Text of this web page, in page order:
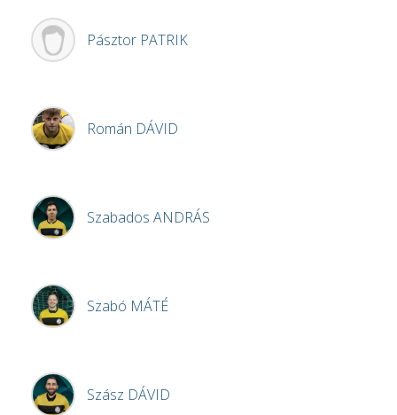
Pásztor PATRIK
Román DÁVID
Szabados ANDRÁS
Szabó MÁTÉ
Szász DÁVID